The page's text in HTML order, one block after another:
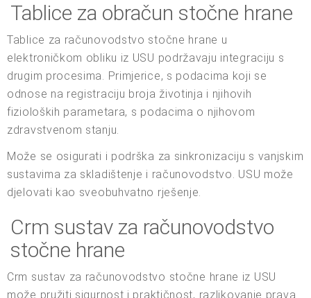
Tablice za obračun stočne hrane
Tablice za računovodstvo stočne hrane u
elektroničkom obliku iz USU podržavaju integraciju s
drugim procesima. Primjerice, s podacima koji se
odnose na registraciju broja životinja i njihovih
fizioloških parametara, s podacima o njihovom
zdravstvenom stanju.
Može se osigurati i podrška za sinkronizaciju s vanjskim
sustavima za skladištenje i računovodstvo. USU može
djelovati kao sveobuhvatno rješenje.
Crm sustav za računovodstvo
stočne hrane
Crm sustav za računovodstvo stočne hrane iz USU
može pružiti sigurnost i praktičnost, razlikovanje prava